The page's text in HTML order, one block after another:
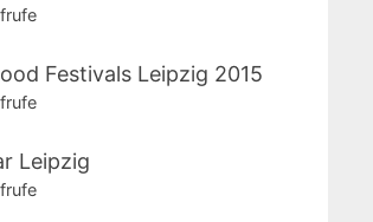
Festivals Leipzig 2015
Leipzig